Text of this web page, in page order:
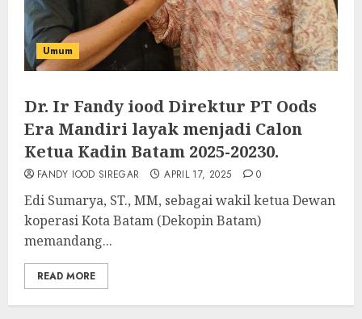
Umum
Dr. Ir Fandy iood Direktur PT Oods
Era Mandiri layak menjadi Calon
Ketua Kadin Batam 2025-20230.
FANDY IOOD SIREGAR APRIL 17, 2025 0
Edi Sumarya, ST., MM, sebagai wakil ketua Dewan
koperasi Kota Batam (Dekopin Batam)
memandang...
READ MORE